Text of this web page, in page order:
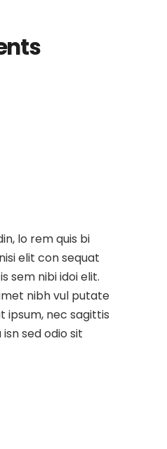
lo rem quis bi
elit con sequat
sem nibi idoi elit.
nibh vul putate
ipsum, nec sagittis
sed odio sit